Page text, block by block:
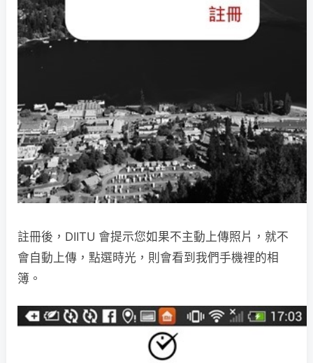
註冊後，DIITU 會提示您如果不主動上傳照片，就不
會自動上傳，點選時光，則會看到我們手機裡的相
簿。